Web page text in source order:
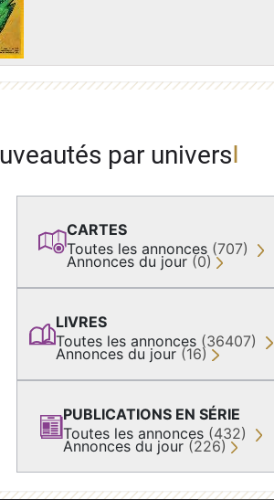
par univers
CARTES
Toutes les annonces (707)
Annonces du jour (0)
LIVRES
Toutes les annonces (36407)
Annonces du jour (16)
PUBLICATIONS EN SÉRIE
Toutes les annonces (432)
Annonces du jour (226)